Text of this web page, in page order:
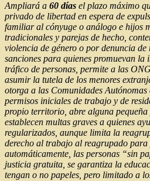
Ampliará a 60 días el plazo máximo
privado de libertad en espera de
familiar al cónyuge o análogo e hijos
tradicionales y parejas de hecho,
violencia de género o por denuncia de
sanciones para quienes promuevan
tráfico de personas, permite a las
asumir la tutela de los menores
otorga a las Comunidades
permisos iniciales de trabajo y de
propio territorio, abre alguna pequeña
establecen multas graves a quienes
regularizados, aunque limita la
derecho al trabajo al reagrupado
automáticamente, las personas “sin
justicia gratuita, se garantiza la
tengan o no papeles, pero limitado a